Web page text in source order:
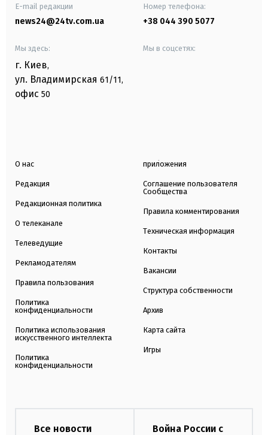
E-mail редакции
news24@24tv.com.ua
Номер телефона:
+38 044 390 5077
Мы здесь:
г. Киев,
ул. Владимирская 61/11,
офис 50
Мы в соцсетях:
О нас
Редакция
Редакционная политика
О телеканале
Телеведущие
Рекламодателям
Правила пользования
Политика
конфиденциальности
Политика использования
искусственного интеллекта
Политика
конфиденциальности
приложения
Соглашение пользователя
Сообщества
Правила комментирования
Техническая информация
Контакты
Вакансии
Структура собственности
Архив
Карта сайта
Игры
Все новости
Война России с